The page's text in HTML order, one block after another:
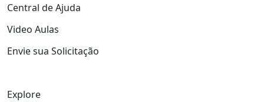
Central de Ajuda
Video Aulas
Envie sua Solicitação
Explore